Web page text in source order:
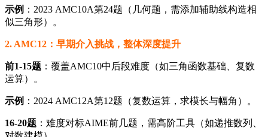
​示例​ ​：2023 AMC10A第24题（几何题，需添加辅助线构造相
似三角形）。
​2. AMC12：早期介入挑战，整体深度提升​
​前1-15题​ ​：覆盖AMC10中后段难度（如三角函数基础、复数
运算）。
​示例​ ​：2024 AMC12A第12题（复数运算，求模长与幅角）。
​16-20题​ ​：难度对标AIME前几题，需高阶工具（如递推数列、